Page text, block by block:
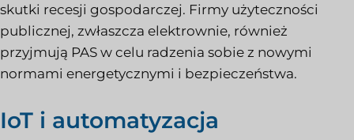
skutki recesji gospodarczej. Firmy użyteczności
publicznej, zwłaszcza elektrownie, również
przyjmują PAS w celu radzenia sobie z nowymi
normami energetycznymi i bezpieczeństwa.
IoT i automatyzacja